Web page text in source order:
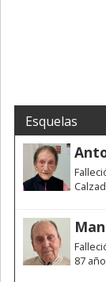
Esquelas
87